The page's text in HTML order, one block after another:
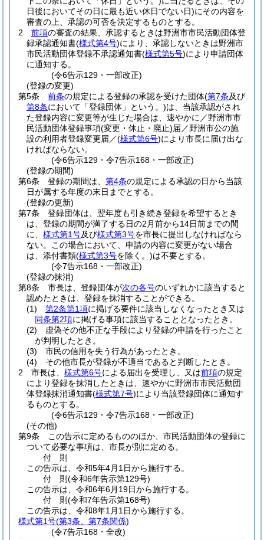
日後においてその日に最も近い休日でない日)にその内容を
審査の上、承認の可否を決定するものとする。
2
前項の審査の結果、承認するときは野洲市市民活動団体登
録承認通知書(様式第4号)により、承認しないときは野洲市
市民活動団体登録不承認通知書(様式第5号)により申請団体
に通知する。
(令6告示129・一部改正)
(登録の変更)
第5条
前条の規定による登録の承認を受けた団体(第7条及び
第8条において「登録団体」という。)は、当該承認がされ
た登録内容に変更等が生じた場合は、速やかに／野洲市市
民活動団体登録事項(変更・休止・廃止)届／野洲市公の施
設の利用者登録変更届／(様式第6号)により市長に届け出な
ければならない。
(令6告示129・令7告示168・一部改正)
(登録の期間)
第6条
登録の期間は、 第4条の規定による承認の日から当該
日が属する年度の末日までとする。
(登録の更新)
第7条
登録団体は、翌年度も引き続き登録を希望するとき
は、登録の期間が満了する日の2月前から14日前までの間
に、 様式第1号及び様式第3号を市長に提出しなければなら
ない。
この場合において、申請の内容に変更がない場合
は、添付書類(様式第3号を除く。)は不要とする。
(令7告示168・一部改正)
(登録の抹消)
第8条
市長は、登録団体が次の各号のいずれかに該当すると
認めたときは、登録を抹消することができる。
(1)
第2条第1項に掲げる要件に該当しなくなったとき又は
同条第2項に掲げる事項に該当することとなったとき。
(2)
虚偽その他不正な手段により登録の申請を行ったこと
が判明したとき。
(3)
市民の信用を失う行為があったとき。
(4)
その他市長が登録が不適当であると判断したとき。
2
市長は、 様式第6号による届出を受理し、又は前項の規定
により登録を抹消したときは、速やかに野洲市市民活動団
体登録抹消通知書(様式第7号)により当該登録団体に通知す
るものとする。
(令6告示129・令7告示168・一部改正)
(その他)
第9条
この告示に定めるもののほか、市民活動団体の登録に
ついて必要な事項は、市長が別に定める。
付 則
この告示は、令和5年4月1日から施行する。
付 則(令和6年告示第129号)
この告示は、令和6年6月19日から施行する。
付 則(令和7年告示第168号)
この告示は、令和8年1月1日から施行する。
様式第1号(第3条、第7条関係)
(令7告示168・全改)